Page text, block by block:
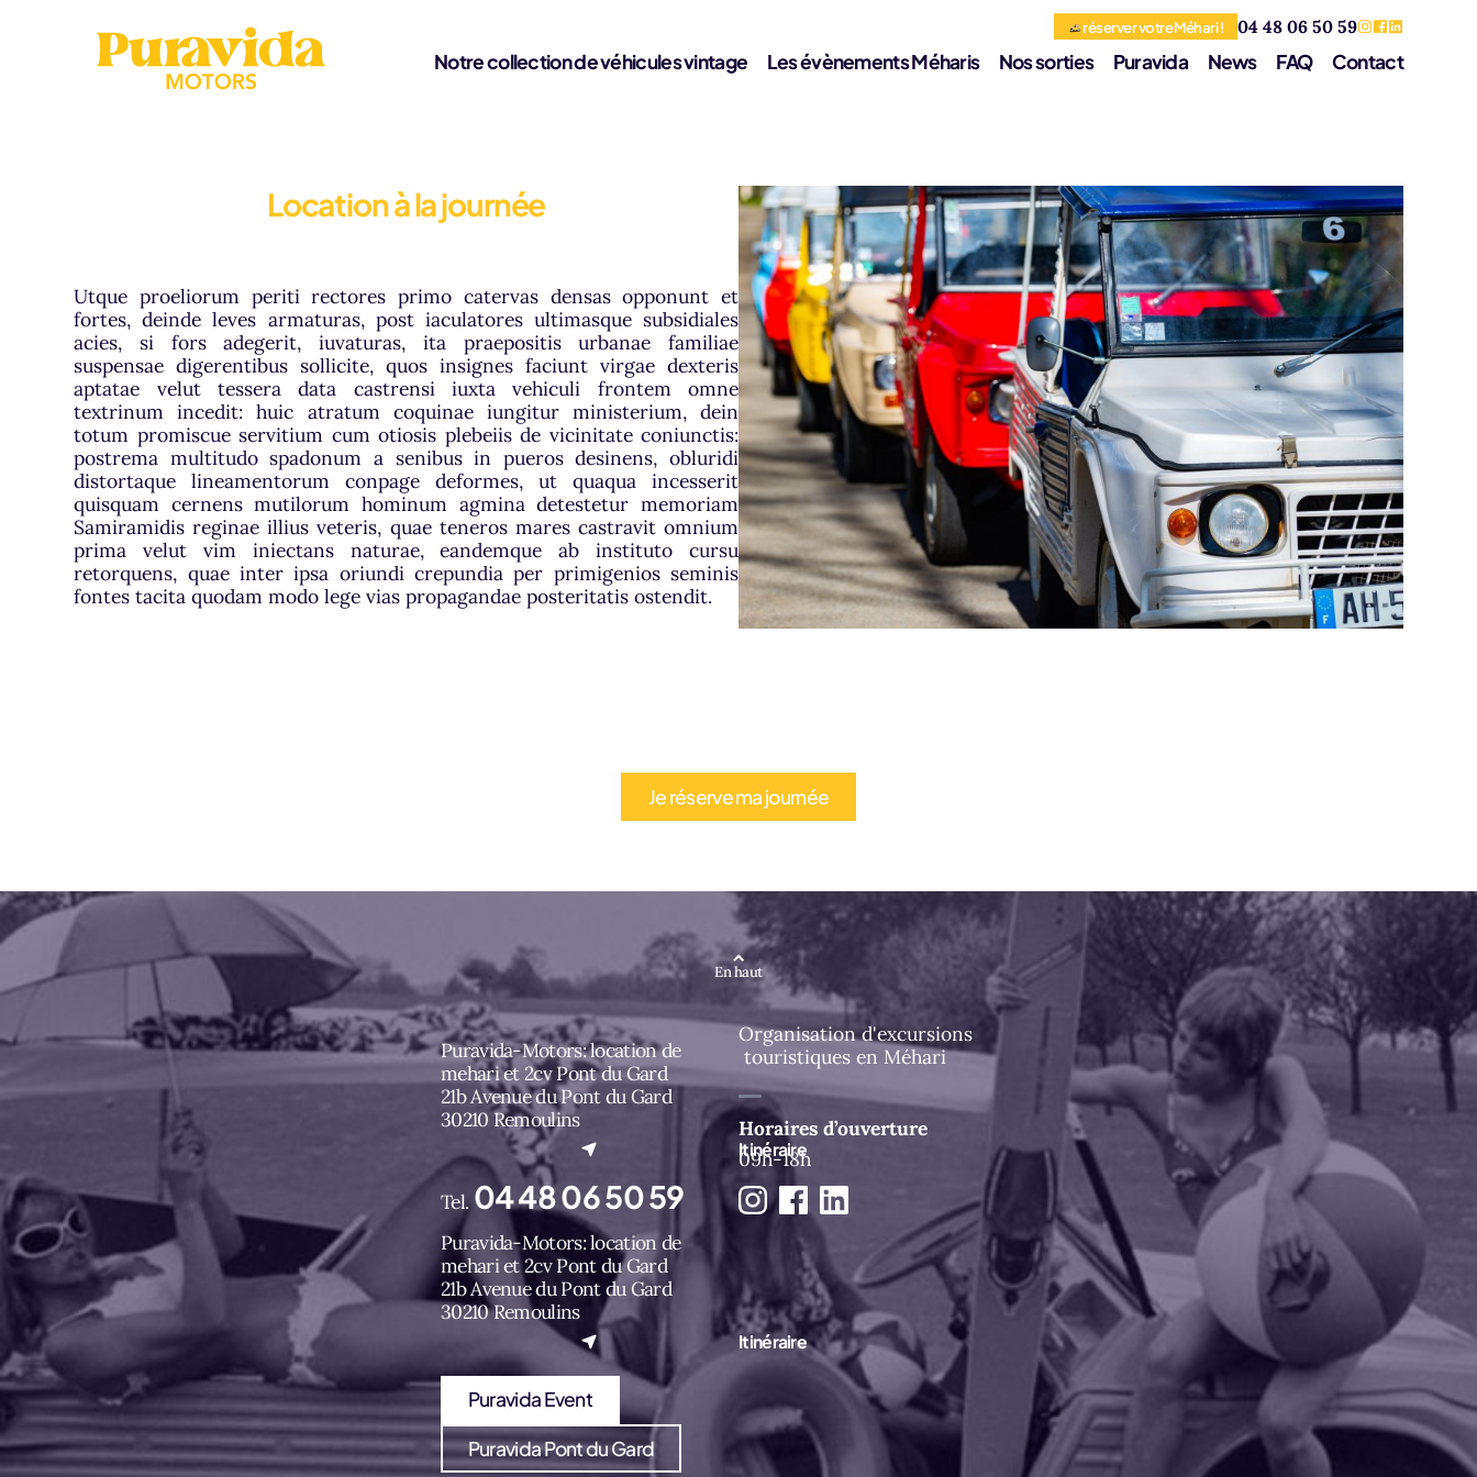
Notre collection de véhicules vintage Les évènements Méharis Nos sorties Puravida News FAQ Contact
réserver votre Méhari ! 04 48 06 50 59
Location à la journée
Utque proeliorum periti rectores primo catervas densas opponunt et
fortes, deinde leves armaturas, post iaculatores ultimasque subsidiales
acies, si fors adegerit, iuvaturas, ita praepositis urbanae familiae
suspensae digerentibus sollicite, quos insignes faciunt virgae dexteris
aptatae velut tessera data castrensi iuxta vehiculi frontem omne
textrinum incedit: huic atratum coquinae iungitur ministerium, dein
totum promiscue servitium cum otiosis plebeiis de vicinitate coniunctis:
postrema multitudo spadonum a senibus in pueros desinens, obluridi
distortaque lineamentorum conpage deformes, ut quaqua incesserit
quisquam cernens mutilorum hominum agmina detestetur memoriam
Samiramidis reginae illius veteris, quae teneros mares castravit omnium
prima velut vim iniectans naturae, eandemque ab instituto cursu
retorquens, quae inter ipsa oriundi crepundia per primigenios seminis
fontes tacita quodam modo lege vias propagandae posteritatis ostendit.
Je réserve ma journée
En haut
Puravida-Motors: location de
mehari et 2cv Pont du Gard
21b Avenue du Pont du Gard
30210 Remoulins
Itinéraire
(nouvel onglet)
Tel. 04 48 06 50 59
Puravida-Motors: location de
mehari et 2cv Pont du Gard
21b Avenue du Pont du Gard
30210 Remoulins
Itinéraire
(nouvel onglet)
Puravida Event
Puravida Pont du Gard
Organisation d'excursions
touristiques en Méhari
Horaires d’ouverture
09h-18h